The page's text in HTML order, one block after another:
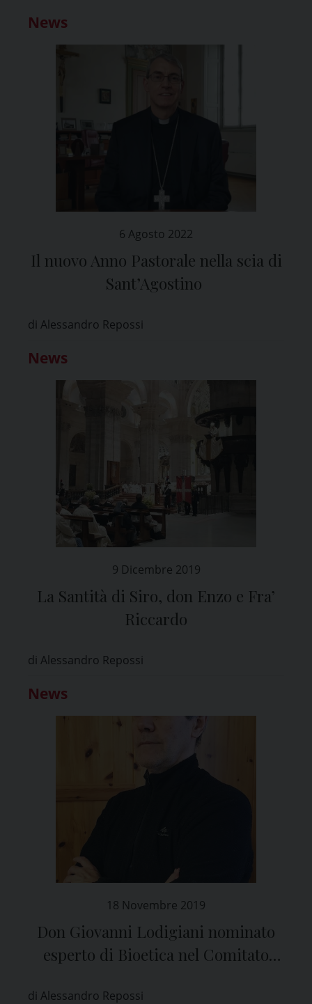
News
6 Agosto 2022
Il nuovo Anno Pastorale nella scia di
Sant’Agostino
di Alessandro Repossi
News
9 Dicembre 2019
La Santità di Siro, don Enzo e Fra’
Riccardo
di Alessandro Repossi
News
18 Novembre 2019
Don Giovanni Lodigiani nominato
esperto di Bioetica nel Comitato
di Alessandro Repossi